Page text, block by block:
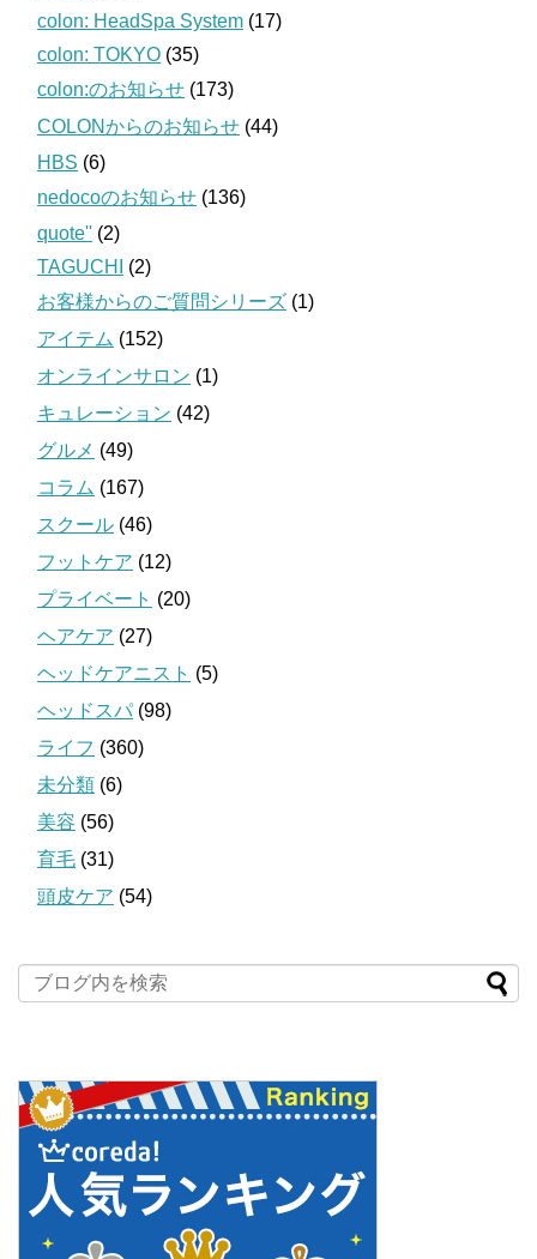
colon: HeadSpa System (17)
colon: TOKYO (35)
colon:のお知らせ (173)
COLONからのお知らせ (44)
HBS (6)
nedocoのお知らせ (136)
quote'' (2)
TAGUCHI
(2)
お客様からのご質問シリーズ (1)
アイテム (152)
オンラインサロン (1)
キュレーション (42)
グルメ (49)
コラム (167)
スクール (46)
フットケア (12)
プライベート (20)
ヘアケア (27)
ヘッドケアニスト (5)
ヘッドスパ (98)
ライフ (360)
未分類 (6)
美容 (56)
育毛 (31)
頭皮ケア (54)